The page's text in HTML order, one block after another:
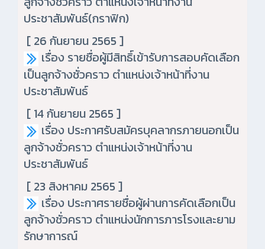
ประชาสัมพันธ์(กราฟิก)
[ 26 กันยายน 2565 ]
เรื่อง รายชื่อผู้มีสิทธิ์เข้ารับการสอบคัดเลือก
เป็นลูกจ้างชั่วคราว ตำแหน่งเจ้าหน้าที่งาน
ประชาสัมพันธ์
[ 14 กันยายน 2565 ]
เรื่อง ประกาศรับสมัครบุคลากรภายนอกเป็น
ลูกจ้างชั่วคราว ตำแหน่งเจ้าหน้าที่งาน
ประชาสัมพันธ์
[ 23 สิงหาคม 2565 ]
เรื่อง ประกาศรายชื่อผู้ผ่านการคัดเลือกเป็น
ลูกจ้างชั่วคราว ตำแหน่งนักการภารโรงและยาม
รักษาการณ์